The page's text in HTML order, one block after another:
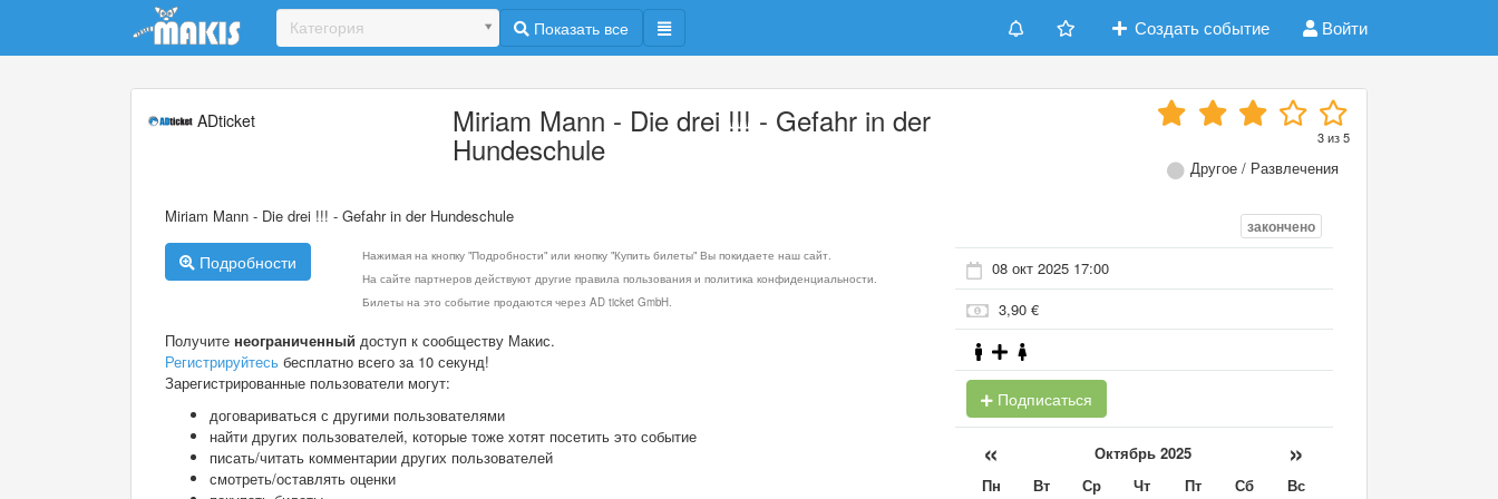
Update cookies preferences
Категория Показать все Создать событие Войти
ADticket Miriam Mann - Die drei !!! - Gefahr in der
Hundeschule 3из5
Другое / Развлечения
Miriam Mann - Die drei !!! - Gefahr in der Hundeschule
Подробности
Нажимая на кнопку "Подробности" или кнопку "Купить билеты" Вы покидаете наш сайт.
На сайте партнеров действуют другие правила пользования и политика конфиденциальности.
Билеты на это событие продаются через AD ticket GmbH.
Получите неограниченный доступ к сообществу Макис.
Регистрируйтесь бесплатно всего за 10 секунд!
Зарегистрированные пользователи могут:
договариваться с другими пользователями
найти других пользователей, которые тоже хотят посетить это событие
писать/читать комментарии других пользователей
смотреть/оставлять оценки
закончено
08 окт 2025 17:00
3,90 €
Подписаться
« Октябрь 2025 »
Пн Вт Ср Чт Пт Сб
Вс